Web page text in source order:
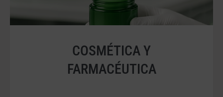
COSMÉTICA Y
FARMACÉUTICA